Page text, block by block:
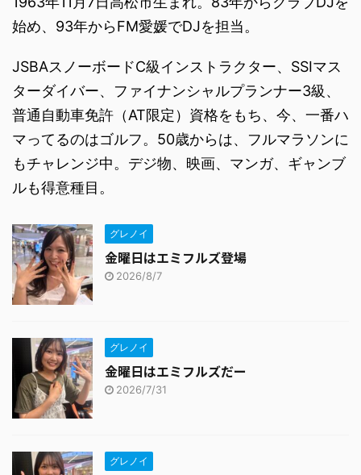
始め、93年からFM愛媛でDJを担当。
JSBAスノーボードC級インストラクター、SSIマス
ターダイバー、ファイナンシャルプランナー3級、
普通自動車免許（AT限定）資格をもち、今、一番ハ
マってるのはゴルフ。50歳からは、フルマラソンに
もチャレンジ中。デジ物、映画、マンガ、ギャンブ
ルも得意種目。
グレノイ
金曜日はエミフルズ登場
2026/8/7
グレノイ
金曜日はエミフルズだー
2026/7/31
グレノイ